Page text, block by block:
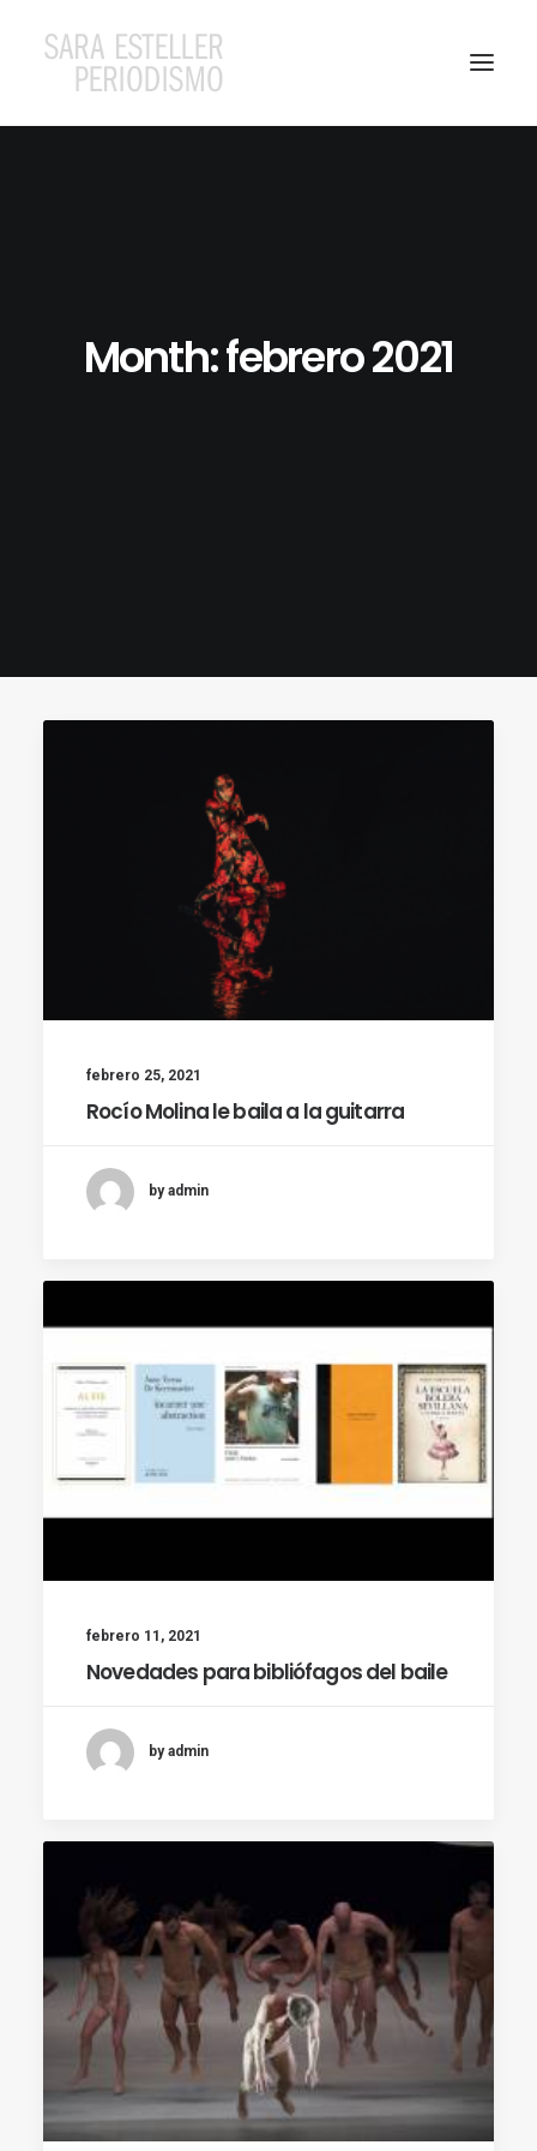
Month: febrero 2021
febrero 25, 2021
Rocío Molina le baila a la guitarra
by admin
febrero 11, 2021
Novedades para bibliófagos del baile
by admin